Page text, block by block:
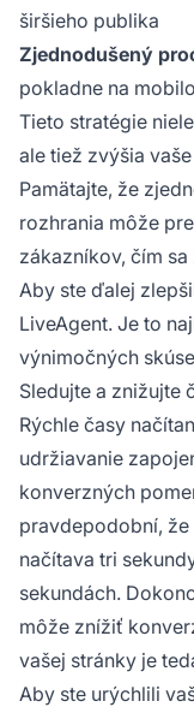
širšieho publika
Zjednodušený
pokladne na
Tieto stratégie
ale tiež zvýšia
Pamätajte, že
rozhrania môže
zákazníkov, čím
Aby ste ďalej
LiveAgent. Je to
výnimočných
Sledujte a znižujte
Rýchle časy
udržiavanie
konverzných
pravdepodobní,
načítava tri
sekundách.
môže znížiť
vašej stránky je
Aby ste urýchlili